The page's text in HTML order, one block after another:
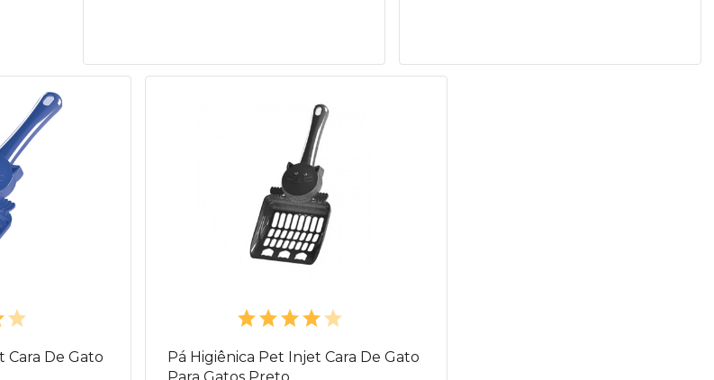
Cara De Gato
Pá Higiênica Pet Injet Cara De Gato